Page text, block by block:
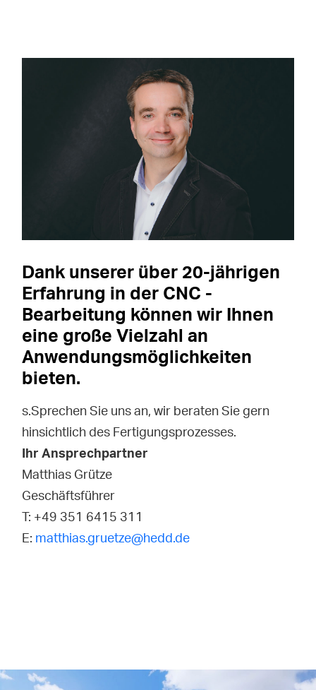
Dank unserer über 20-jährigen
Erfahrung in der CNC -
Bearbeitung können wir Ihnen
eine große Vielzahl an
Anwendungsmöglichkeiten
bieten.
s.Sprechen Sie uns an, wir beraten Sie gern
hinsichtlich des Fertigungsprozesses.
Ihr Ansprechpartner
Matthias Grütze
Geschäftsführer
T: +49 351 6415 311
E: matthias.gruetze@hedd.de